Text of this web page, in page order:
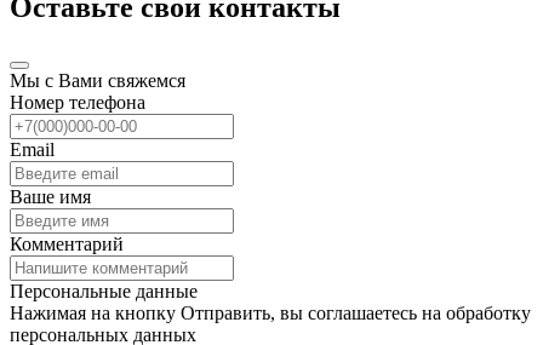
Оставьте свои контакты
Мы с Вами свяжемся
Номер телефона
Email
Ваше имя
Комментарий
Персональные данные
Нажимая на кнопку Отправить, вы соглашаетесь на обработку
персональных данных